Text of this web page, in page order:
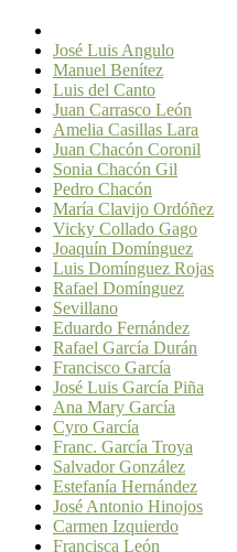
José Luis Angulo
Manuel Benítez
Luis del Canto
Juan Carrasco León
Amelia Casillas Lara
Juan Chacón Coronil
Sonia Chacón Gil
Pedro Chacón
María Clavijo Ordóñez
Vicky Collado Gago
Joaquín Domínguez
Luis Domínguez Rojas
Rafael Domínguez
Sevillano
Eduardo Fernández
Rafael García Durán
Francisco García
José Luis García Piña
Ana Mary García
Cyro García
Franc. García Troya
Salvador González
Estefanía Hernández
José Antonio Hinojos
Carmen Izquierdo
Francisca León